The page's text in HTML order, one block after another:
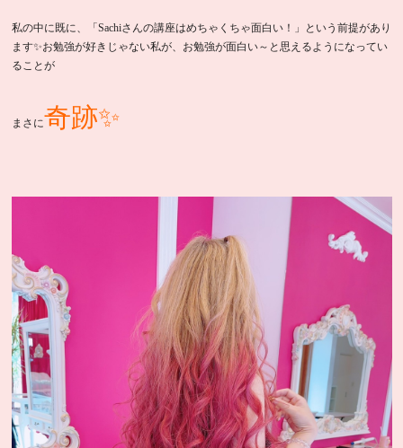
私の中に既に、「Sachiさんの講座はめちゃくちゃ面白い！」という前提があり
ます✨お勉強が好きじゃない私が、お勉強が面白い～と思えるようになってい
ることが
まさに奇跡✨